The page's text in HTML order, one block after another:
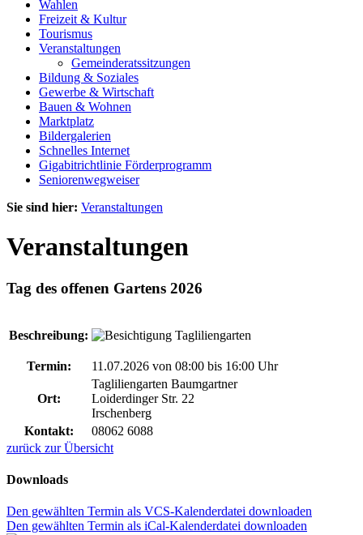
Wahlen
Freizeit & Kultur
Tourismus
Veranstaltungen
Gemeinderatssitzungen
Bildung & Soziales
Gewerbe & Wirtschaft
Bauen & Wohnen
Marktplatz
Bildergalerien
Schnelles Internet
Gigabitrichtlinie Förderprogramm
Seniorenwegweiser
Sie sind hier: Veranstaltungen
Veranstaltungen
Tag des offenen Gartens 2026
Beschreibung:
Termin: 11.07.2026 von 08:00 bis 16:00 Uhr
Ort:
Tagliliengarten Baumgartner
Loiderdinger Str. 22
Irschenberg
Kontakt:
08062 6088
zurück zur Übersicht
Downloads
Den gewählten Termin als VCS-Kalenderdatei downloaden
Den gewählten Termin als iCal-Kalenderdatei downloaden